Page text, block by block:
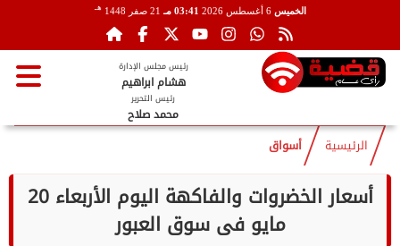
الخميس 6 أغسطس 2026 03:41 مـ 21 صفر 1448 هـ
رئيس مجلس الإدارة
هشام ابراهيم
رئيس التحرير
محمد صلاح
الرئيسية أسواق
أسعار الخضروات والفاكهة اليوم الأربعاء 20
مايو فى سوق العبور